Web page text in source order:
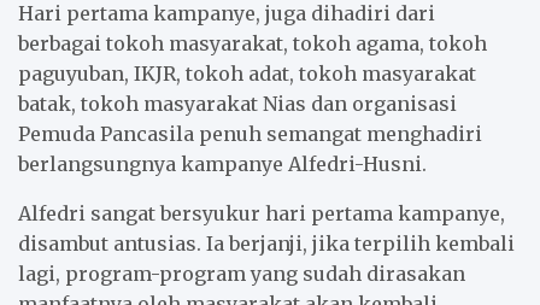
Hari pertama kampanye, juga dihadiri dari
berbagai tokoh masyarakat, tokoh agama, tokoh
paguyuban, IKJR, tokoh adat, tokoh masyarakat
batak, tokoh masyarakat Nias dan organisasi
Pemuda Pancasila penuh semangat menghadiri
berlangsungnya kampanye Alfedri-Husni.
Alfedri sangat bersyukur hari pertama kampanye,
disambut antusias. Ia berjanji, jika terpilih kembali
lagi, program-program yang sudah dirasakan